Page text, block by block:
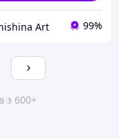
Art 99%
з 600+